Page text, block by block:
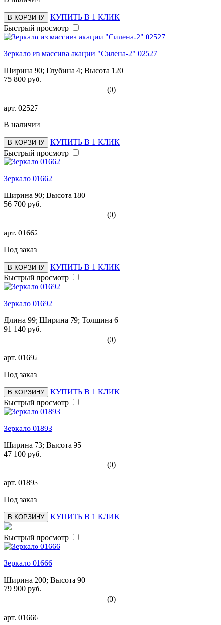
В КОРЗИНУ
КУПИТЬ В 1 КЛИК
Быстрый просмотр
Зеркало из массива акации "Силена-2" 02527
Ширина 90; Глубина 4; Высота 120
75 800 руб.
(0)
арт. 02527
В наличии
В КОРЗИНУ
КУПИТЬ В 1 КЛИК
Быстрый просмотр
Зеркало 01662
Ширина 90; Высота 180
56 700 руб.
(0)
арт. 01662
Под заказ
В КОРЗИНУ
КУПИТЬ В 1 КЛИК
Быстрый просмотр
Зеркало 01692
Длина 99; Ширина 79; Толщина 6
91 140 руб.
(0)
арт. 01692
Под заказ
В КОРЗИНУ
КУПИТЬ В 1 КЛИК
Быстрый просмотр
Зеркало 01893
Ширина 73; Высота 95
47 100 руб.
(0)
арт. 01893
Под заказ
В КОРЗИНУ КУПИТЬ В 1 КЛИК
Быстрый просмотр
Зеркало 01666
Ширина 200; Высота 90
79 900 руб.
(0)
арт. 01666